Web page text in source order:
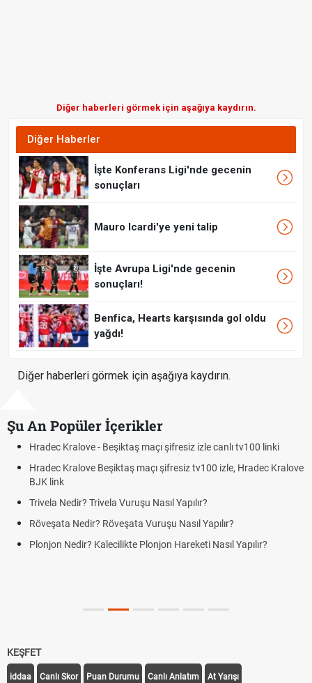
Diğer haberleri görmek için aşağıya kaydırın.
Diğer Haberler
İşte Konferans Ligi'nde gecenin
sonuçları
Mauro Icardi'ye yeni talip
İşte Avrupa Ligi'nde gecenin
sonuçları!
Benfica, Hearts karşısında gol oldu
yağdı!
Diğer haberleri görmek için aşağıya kaydırın.
Şu An Popüler İçerikler
Hradec Kralove - Beşiktaş maçı şifresiz izle canlı tv100 linki
Hradec Kralove Beşiktaş maçı şifresiz tv100 izle, Hradec Kralove
BJK link
Trivela Nedir? Trivela Vuruşu Nasıl Yapılır?
Röveşata Nedir? Röveşata Vuruşu Nasıl Yapılır?
Plonjon Nedir? Kalecilikte Plonjon Hareketi Nasıl Yapılır?
Transfer Haberleri TV'de Bugün Süper Lig Fikstür Süper Lig Haberleri